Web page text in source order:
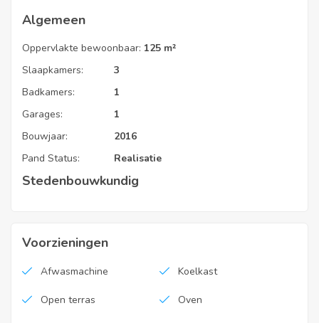
EPC Code
Vaste kosten
Algemeen
Oppervlakte bewoonbaar: 125 m²
Slaapkamers:
3
Badkamers:
1
Garages:
1
Bouwjaar:
2016
Pand Status:
Realisatie
Stedenbouwkundig
Voorzieningen
Afwasmachine Koelkast
Open terras Oven